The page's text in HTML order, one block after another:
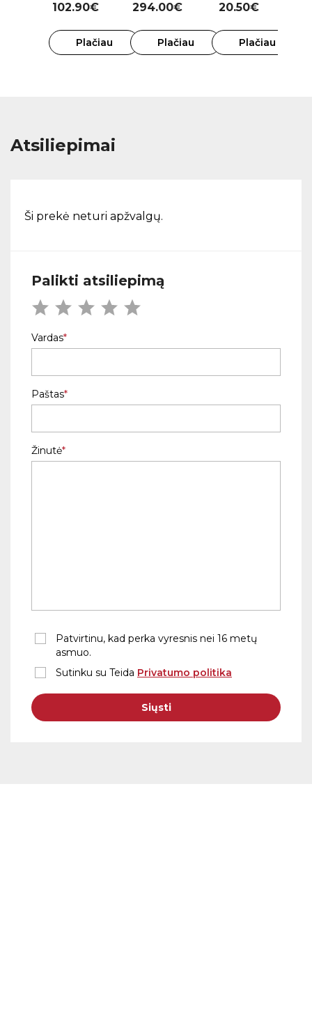
102.90€
Plačiau
294.00€
Plačiau
20.50€
Plačiau
Atsiliepimai
Ši prekė neturi apžvalgų.
Palikti atsiliepimą
Vardas
Paštas
Žinutė
Patvirtinu, kad perka vyresnis nei 16 metų
asmuo.
Sutinku su Teida Privatumo politika